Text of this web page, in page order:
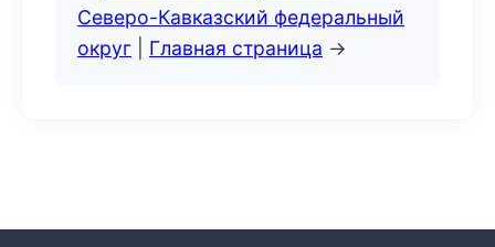
Северо-Кавказский федеральный
округ
Главная страница →